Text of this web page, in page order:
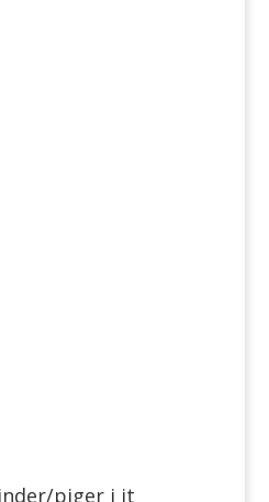
piger i it